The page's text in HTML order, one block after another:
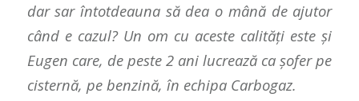
dar sar întotdeauna să dea o mână de ajutor
când e cazul? Un om cu aceste calități este și
Eugen care, de peste 2 ani lucrează ca șofer pe
cisternă, pe benzină, în echipa Carbogaz.